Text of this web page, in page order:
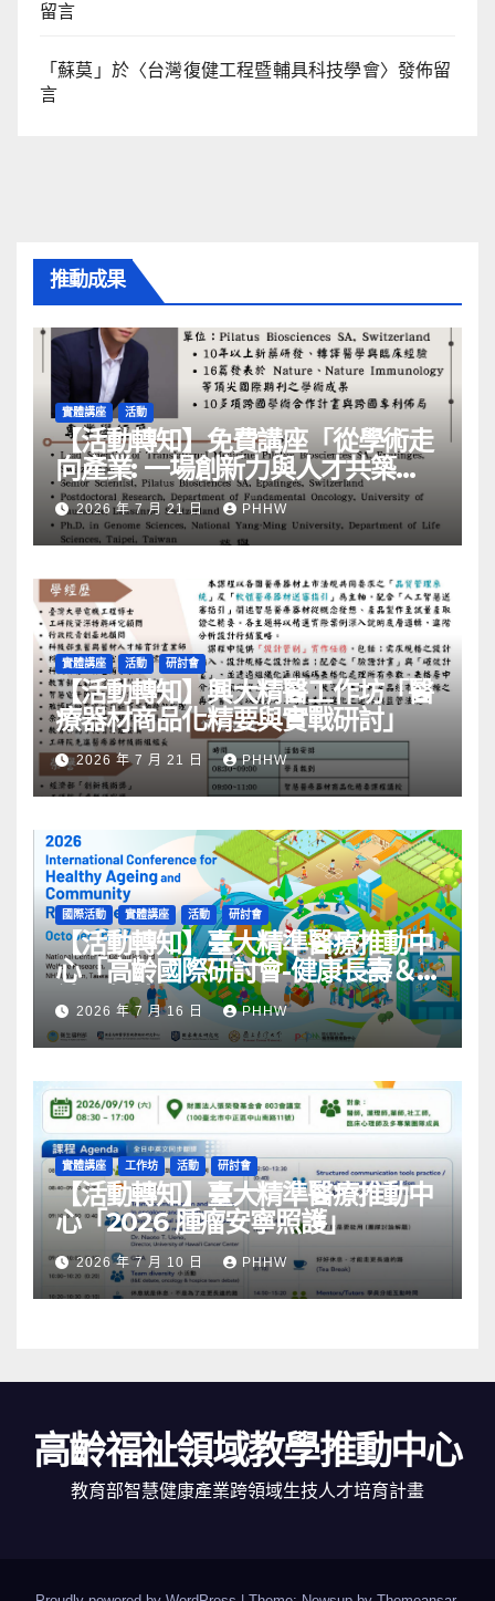
留言
「蘇莫 」於〈台灣復健工程暨輔具科技學會〉發佈留
言
推動成果
實體講座 活動
【活動轉知】免費講座「從學術走
向產業: ⼀場創新力與⼈才共築的
旅程」
2026 年 7 月 21 日 PHHW
實體講座 活動 研討會
【活動轉知】興大精醫工作坊「醫
療器材商品化精要與實戰研討」
2026 年 7 月 21 日 PHHW
國際活動 實體講座 活動 研討會
【活動轉知】臺大精準醫療推動中
心「高齡國際研討會-健康長壽＆
社區韌性」
2026 年 7 月 16 日 PHHW
實體講座 工作坊 活動 研討會
【活動轉知】臺大精準醫療推動中
心「2026 腫瘤安寧照護」
2026 年 7 月 10 日 PHHW
高齡福祉領域教學推動中心
教育部智慧健康產業跨領域生技人才培育計畫